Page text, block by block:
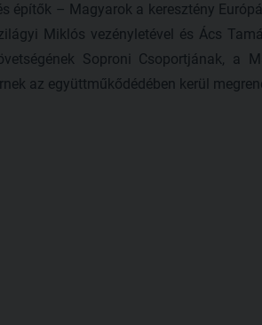
építők – Magyarok a keresztény
Miklós vezényletével és Ács
Soproni Csoportjának, a
az együttműkődédében kerül